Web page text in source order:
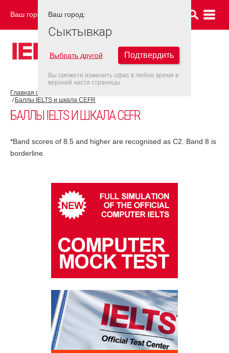
Ваш город: СЫКТЫВКАР
Главная страница
Баллы IELTS и шкала CEFR
БАЛЛЫ IELTS И ШКАЛА CEFR
*Band scores of 8.5 and higher are recognised as C2. Band 8 is
borderline.
Ваш город:
Сыктывкар
Выбрать другой Подтвердить
Вы сможете изменить офис в любое время в
верхней части страницы